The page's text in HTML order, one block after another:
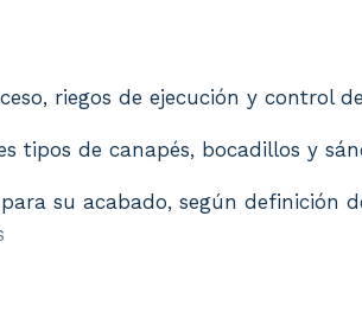
riegos de ejecución y control
tipos de canapés, bocadillos y
su acabado, según definición